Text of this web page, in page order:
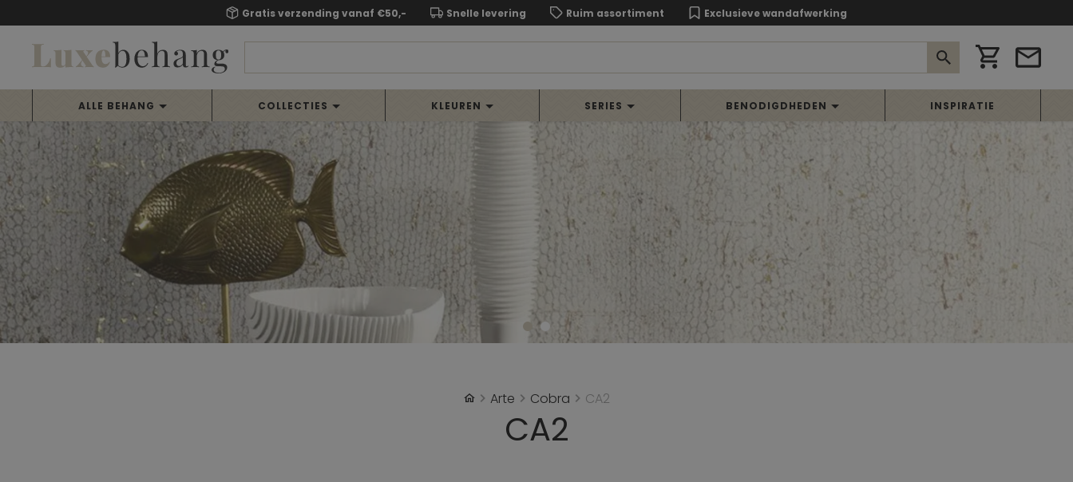
Gratis verzending vanaf €50,- Snelle levering Ruim assortiment Exclusieve wandafwerking
ALLE BEHANG COLLECTIES KLEUREN SERIES BENODIGDHEDEN INSPIRATIE
Arte Cobra CA2
CA2